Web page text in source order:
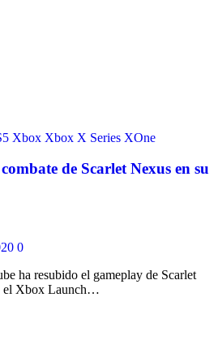
Xbox Xbox X Series XOne
de Scarlet Nexus en su
0
ha resubido el gameplay de Scarlet
el Xbox Launch…